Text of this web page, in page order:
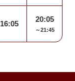
16:05
20:05
～21:45